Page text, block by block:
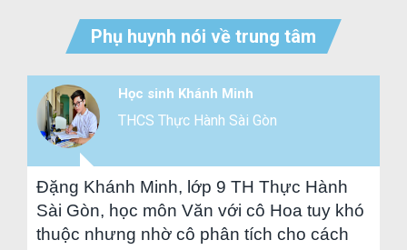
viện Âm nhạc Quốc Gia. Nhân Đức cam kết hỗ trợ tốt chon
hu cầu cần học đàn Piano của mọi học viên từ chương
Phụ huynh nói về trung tâm
Học sinh Khánh Minh
THCS Thực Hành Sài Gòn
Đặng Khánh Minh, lớp 9 TH Thực Hành
Sài Gòn, học môn Văn với cô Hoa tuy khó
thuộc nhưng nhờ cô phân tích cho cách